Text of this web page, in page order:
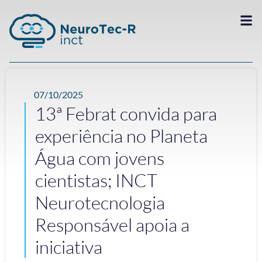
07/10/2025
13ª Febrat convida para
experiência no Planeta
Água com jovens
cientistas; INCT
Neurotecnologia
Responsável apoia a
iniciativa